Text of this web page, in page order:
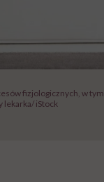
fizjologicznych, w tym
lekarka/ iStock